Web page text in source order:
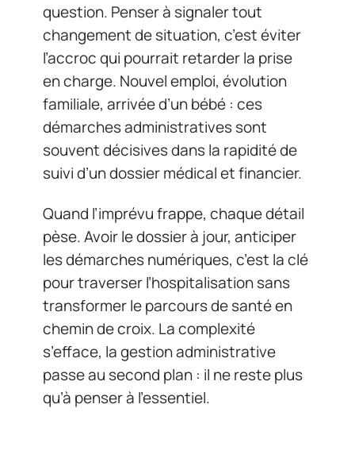
question. Penser à signaler tout
changement de situation, c’est éviter
l’accroc qui pourrait retarder la prise
en charge. Nouvel emploi, évolution
familiale, arrivée d’un bébé : ces
démarches administratives sont
souvent décisives dans la rapidité de
suivi d’un dossier médical et financier.
Quand l’imprévu frappe, chaque détail
pèse. Avoir le dossier à jour, anticiper
les démarches numériques, c’est la clé
pour traverser l’hospitalisation sans
transformer le parcours de santé en
chemin de croix. La complexité
s’efface, la gestion administrative
passe au second plan : il ne reste plus
qu’à penser à l’essentiel.